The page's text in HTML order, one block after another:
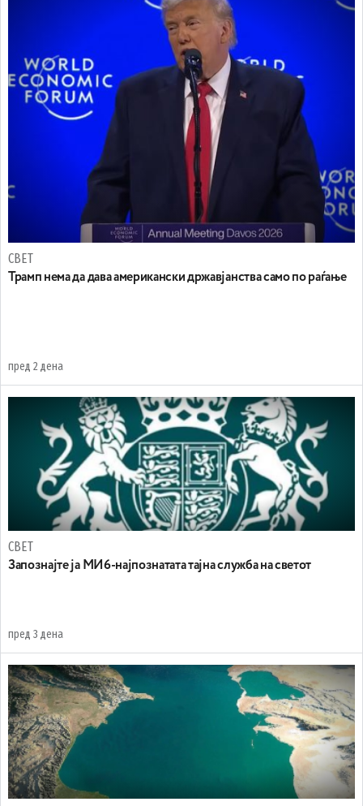
СВЕТ
Трамп нема да дава американски државјанства само по раѓање
пред 2 дена
СВЕТ
Запознајте ја МИ6-најпознатата тајна служба на светот
пред 3 дена